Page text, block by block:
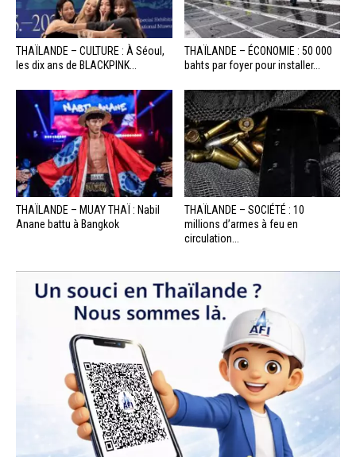
THAÏLANDE – CULTURE : À Séoul,
les dix ans de BLACKPINK...
THAÏLANDE – ÉCONOMIE : 50 000
bahts par foyer pour installer...
THAÏLANDE – MUAY THAÏ : Nabil
Anane battu à Bangkok
THAÏLANDE – SOCIÉTÉ : 10
millions d’armes à feu en
circulation...